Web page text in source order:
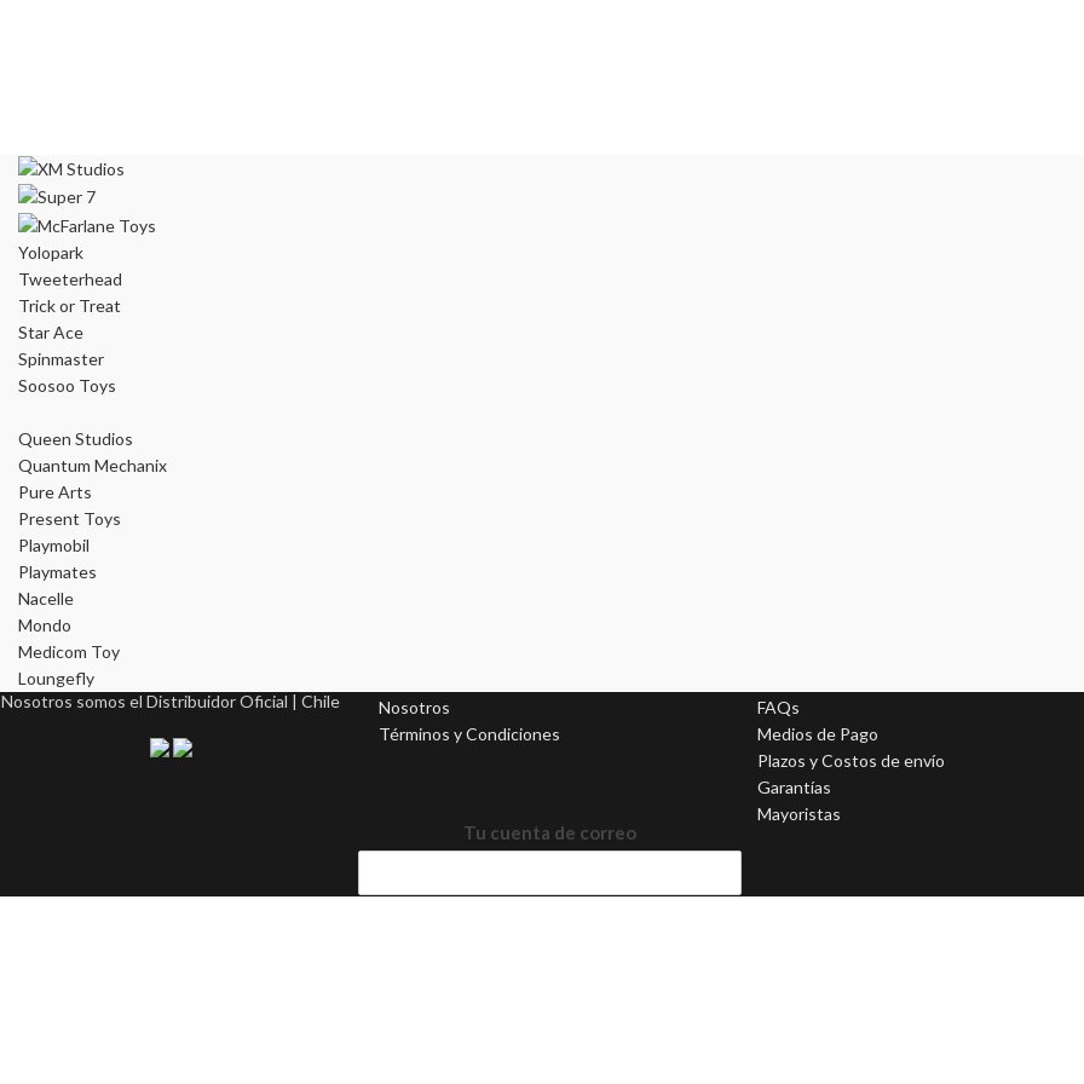
Yolopark
Tweeterhead
Trick or Treat
Star Ace
Spinmaster
Soosoo Toys
Queen Studios
Quantum Mechanix
Pure Arts
Present Toys
Playmobil
Playmates
Nacelle
Mondo
Medicom Toy
Loungefly
Nosotros somos el Distribuidor Oficial | Chile
Nosotros
Términos y Condiciones
Tu cuenta de correo
FAQs
Medios de Pago
Plazos y Costos de envío
Garantías
Mayoristas